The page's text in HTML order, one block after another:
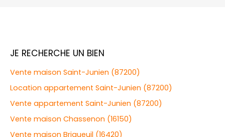
JE RECHERCHE UN BIEN
Vente maison Saint-Junien (87200)
Location appartement Saint-Junien (87200)
Vente appartement Saint-Junien (87200)
Vente maison Chassenon (16150)
Vente maison Brigueuil (16420)